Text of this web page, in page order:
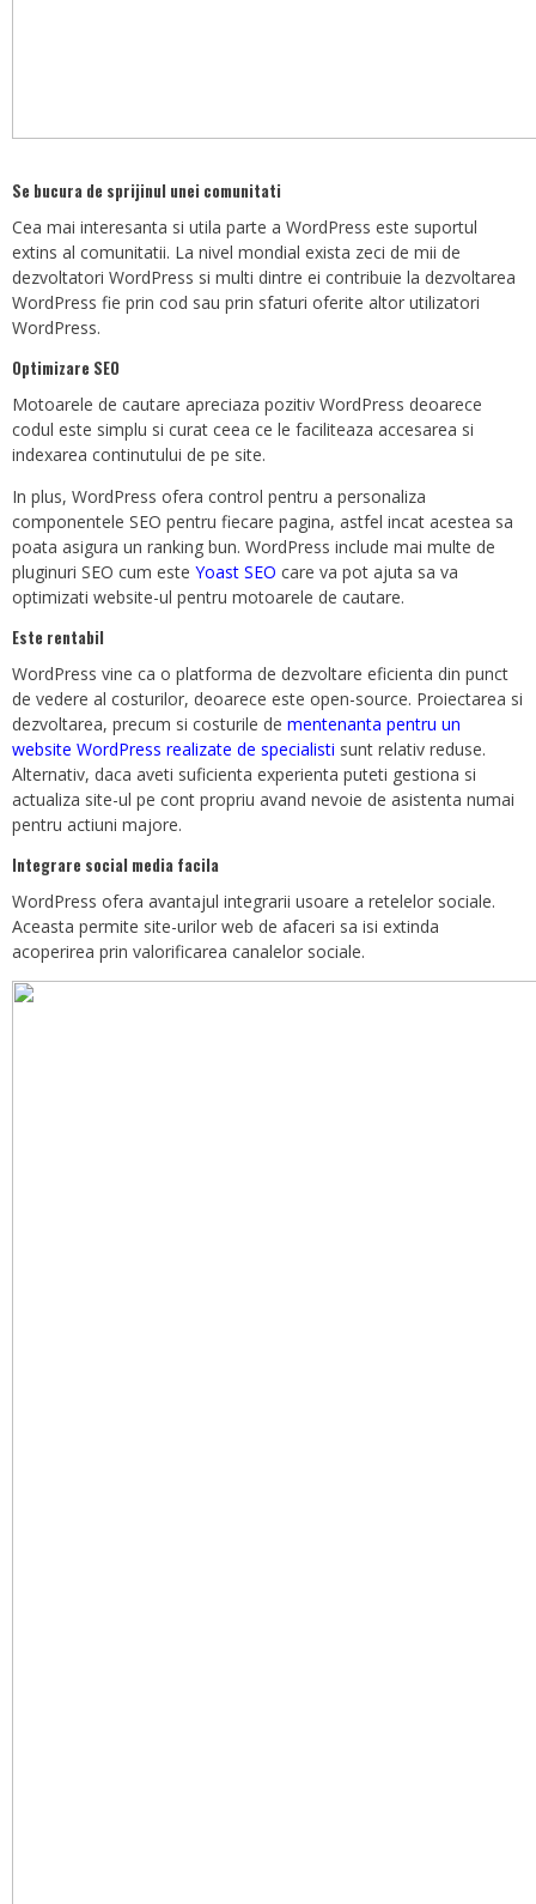
Se bucura de sprijinul unei comunitati
Cea mai interesanta si utila parte a WordPress este suportul
extins al comunitatii. La nivel mondial exista zeci de mii de
dezvoltatori WordPress si multi dintre ei contribuie la dezvoltarea
WordPress fie prin cod sau prin sfaturi oferite altor utilizatori
WordPress.
Optimizare SEO
Motoarele de cautare apreciaza pozitiv WordPress deoarece
codul este simplu si curat ceea ce le faciliteaza accesarea si
indexarea continutului de pe site.
In plus, WordPress ofera control pentru a personaliza
componentele SEO pentru fiecare pagina, astfel incat acestea sa
poata asigura un ranking bun. WordPress include mai multe de
pluginuri SEO cum este Yoast SEO care va pot ajuta sa va
optimizati website-ul pentru motoarele de cautare.
Este rentabil
WordPress vine ca o platforma de dezvoltare eficienta din punct
de vedere al costurilor, deoarece este open-source. Proiectarea si
dezvoltarea, precum si costurile de mentenanta pentru un
website WordPress realizate de specialisti sunt relativ reduse.
Alternativ, daca aveti suficienta experienta puteti gestiona si
actualiza site-ul pe cont propriu avand nevoie de asistenta numai
pentru actiuni majore.
Integrare social media facila
WordPress ofera avantajul integrarii usoare a retelelor sociale.
Aceasta permite site-urilor web de afaceri sa isi extinda
acoperirea prin valorificarea canalelor sociale.